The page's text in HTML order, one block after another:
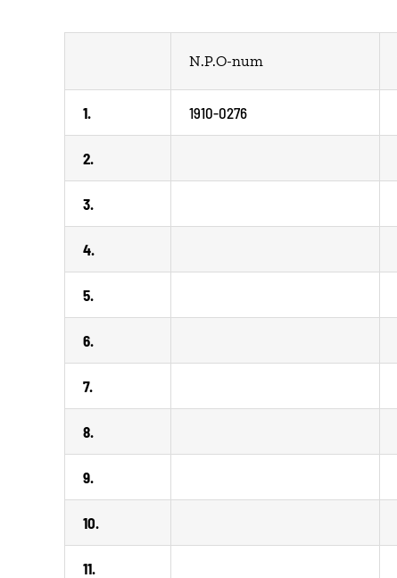
N.P.O-num
1. 1910-0276
2.
3.
4.
5.
6.
7.
8.
9.
10.
11.